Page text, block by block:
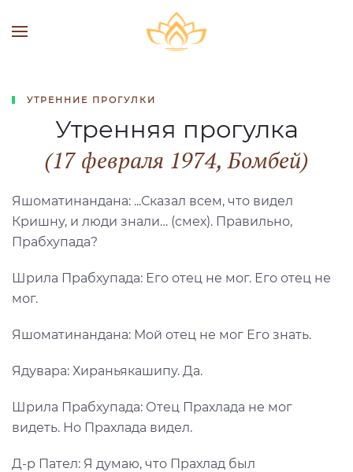
УТРЕННИЕ ПРОГУЛКИ
Утренняя прогулка
(17 февраля 1974, Бомбей)
Яшоматинандана: ...Сказал всем, что видел
Кришну, и люди знали… (смех). Правильно,
Прабхупада?
Шрила Прабхупада: Его отец не мог. Его отец не
мог.
Яшоматинандана: Мой отец не мог Его знать.
Ядувара: Хираньякашипу. Да.
Шрила Прабхупада: Отец Прахлада не мог
видеть. Но Прахлада видел.
Д-р Пател: Я думаю, что Прахлад был